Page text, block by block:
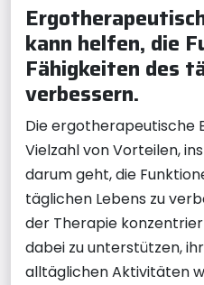
kann helfen, die
Fähigkeiten des
verbessern.
Die ergotherapeutische
Vielzahl von Vorteilen,
darum geht, die
täglichen Lebens zu
der Therapie
dabei zu unterstützen,
alltäglichen Aktivitäten